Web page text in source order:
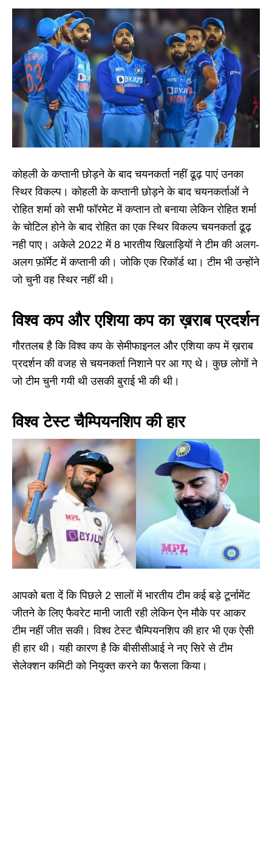
कोहली के कप्तानी छोड़ने के बाद चयनकर्ता नहीं ढूढ़ पाएं उनका
स्थिर विकल्प। कोहली के कप्तानी छोड़ने के बाद चयनकर्ताओं ने
रोहित शर्मा को सभी फॉरमेट में कप्तान तो बनाया लेकिन रोहित शर्मा
के चोटिल होने के बाद रोहित का एक स्थिर विकल्प चयनकर्ता ढूढ़
नही पाए। अकेले 2022 में 8 भारतीय खिलाड़ियों ने टीम की अलग-
अलग फ़ॉर्मेट में कप्तानी की। जोकि एक रिकॉर्ड था। टीम भी उन्होंने
जो चुनी वह स्थिर नहीं थी।
विश्व कप और एशिया कप का ख़राब प्रदर्शन
गौरतलब है कि विश्व कप के सेमीफाइनल और एशिया कप में ख़राब
प्रदर्शन की वजह से चयनकर्ता निशाने पर आ गए थे। कुछ लोगों ने
जो टीम चुनी गयी थी उसकी बुराई भी की थी।
विश्व टेस्ट चैम्पियनशिप की हार
आपको बता दें कि पिछले 2 सालों में भारतीय टीम कई बड़े टूर्नामेंट
जीतने के लिए फैवरेट मानी जाती रही लेकिन ऐन मौके पर आकर
टीम नहीं जीत सकी। विश्व टेस्ट चैम्पियनशिप की हार भी एक ऐसी
ही हार थी। यही कारण है कि बीसीसीआई ने नए सिरे से टीम
सेलेक्शन कमिटी को नियुक्त करने का फैसला किया।